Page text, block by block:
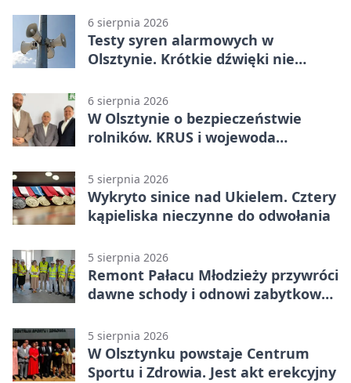
6 sierpnia 2026
Testy syren alarmowych w
Olsztynie. Krótkie dźwięki nie
6 sierpnia 2026
W Olsztynie o bezpieczeństwie
rolników. KRUS i wojewoda
5 sierpnia 2026
Wykryto sinice nad Ukielem. Cztery
kąpieliska nieczynne do odwołania
5 sierpnia 2026
Remont Pałacu Młodzieży przywróci
dawne schody i odnowi zabytkowy
5 sierpnia 2026
W Olsztynku powstaje Centrum
Sportu i Zdrowia. Jest akt erekcyjny